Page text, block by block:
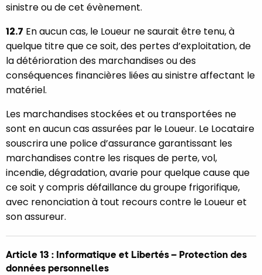
sinistre ou de cet évènement.
12.7 En aucun cas, le Loueur ne saurait être tenu, à
quelque titre que ce soit, des pertes d’exploitation, de
la détérioration des marchandises ou des
conséquences financières liées au sinistre affectant le
matériel.
Les marchandises stockées et ou transportées ne
sont en aucun cas assurées par le Loueur. Le Locataire
souscrira une police d’assurance garantissant les
marchandises contre les risques de perte, vol,
incendie, dégradation, avarie pour quelque cause que
ce soit y compris défaillance du groupe frigorifique,
avec renonciation à tout recours contre le Loueur et
son assureur.
Article 13 : Informatique et Libertés – Protection des
données personnelles